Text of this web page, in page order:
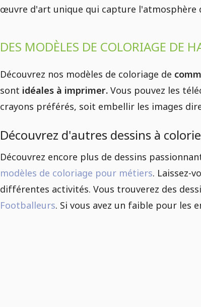
œuvre d'art unique qui capture l'atmosphère
DES MODÈLES DE COLORIAGE DE
Découvrez nos modèles de coloriage de
sont idéales à imprimer. Vous pouvez les
crayons préférés, soit embellir les images
Découvrez d'autres dessins à
Découvrez encore plus de dessins
modèles de coloriage pour métiers. Laissez-
différentes activités. Vous trouverez des
Footballeurs. Si vous avez un faible pour les